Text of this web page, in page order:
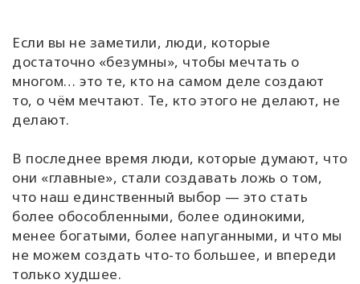
Если вы не заметили, люди, которые
достаточно «безумны», чтобы мечтать о
многом… это те, кто на самом деле создают
то, о чём мечтают. Те, кто этого не делают, не
делают.
В последнее время люди, которые думают, что
они «главные», стали создавать ложь о том,
что наш единственный выбор — это стать
более обособленными, более одинокими,
менее богатыми, более напуганными, и что мы
не можем создать что-то большее, и впереди
только худшее.